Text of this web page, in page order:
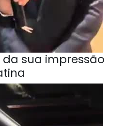
da sua impressão